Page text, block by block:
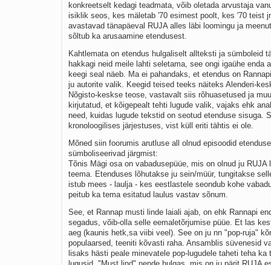
konkreetselt kedagi teadmata, võib oletada arvustaja
isiklik seos, kes mäletab '70 esimest poolt, kes '70 teist
avastavad tänapäeval RUJA alles läbi loomingu ja
sõltub ka arusaamine etendusest.
Kahtlemata on etendus hulgaliselt allteksti ja sümboleid
hakkagi neid meile lahti seletama, see ongi igaühe enda
keegi seal näeb. Ma ei pahandaks, et etendus on
ju autorite valik. Keegid teised teeks näiteks Alenderi-
Nõgisto-keskse teose, vastavalt siis rõhuasetused ja
kirjutatud, et kõigepealt tehti lugude valik, vajaks ehk
need, kuidas lugude tekstid on seotud etenduse sisuga.
kronoloogilises järjestuses, vist küll eriti tähtis ei ole.
Mõned siin foorumis arutluse all olnud episoodid
sümboliseerivad järgmist:
Tõnis Mägi osa on vabadusepüüe, mis on olnud ju RUJA
teema. Etenduses lõhutakse ju sein/müür, tungitakse
istub mees - laulja - kes eestlastele seondub kohe
peitub ka tema esitatud laulus vastav sõnum.
See, et Rannap musti linde laiali ajab, on ehk Rannapi
segadus, võib-olla selle eemaletõrjumise püüe. Et las
aeg (kaunis hetk,sa viibi veel). See on ju nn "pop-ruja"
populaarsed, teeniti kõvasti raha. Ansamblis süvenesid
lisaks hästi peale minevatele pop-lugudele taheti teha ka